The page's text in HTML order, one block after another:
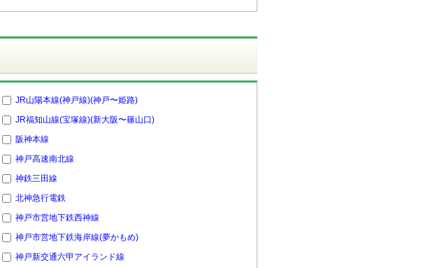
JR山陽本線(神戸線)(神戸〜姫路)
JR福知山線(宝塚線)(新大阪〜篠山口)
阪神本線
神戸高速南北線
神鉄三田線
北神急行電鉄
神戸市営地下鉄西神線
神戸市営地下鉄海岸線(夢かもめ)
神戸新交通六甲アイランド線